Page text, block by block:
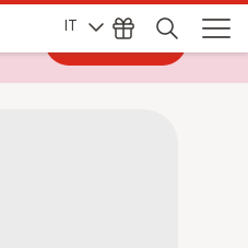
IT
Vai al login